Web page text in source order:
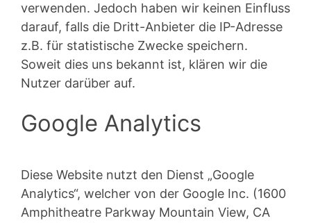
verwenden. Jedoch haben wir keinen Einfluss
darauf, falls die Dritt-Anbieter die IP-Adresse
z.B. für statistische Zwecke speichern.
Soweit dies uns bekannt ist, klären wir die
Nutzer darüber auf.
Google Analytics
Diese Website nutzt den Dienst „Google
Analytics“, welcher von der Google Inc. (1600
Amphitheatre Parkway Mountain View, CA